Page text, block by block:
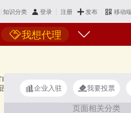
知识分类 登录 注册 发布 移动
我想代理
、YORK约克、Carrier开利等，上榜
牌主要属于商标分类的第11类（1106群
企业入驻 我要投票
页面相关分类